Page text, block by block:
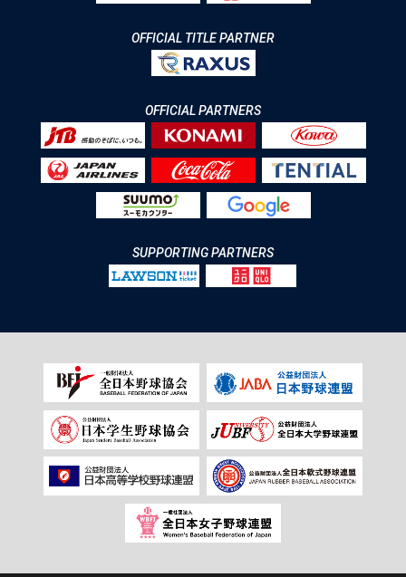
OFFICIAL TITLE PARTNER
OFFICIAL PARTNERS
SUPPORTING PARTNERS